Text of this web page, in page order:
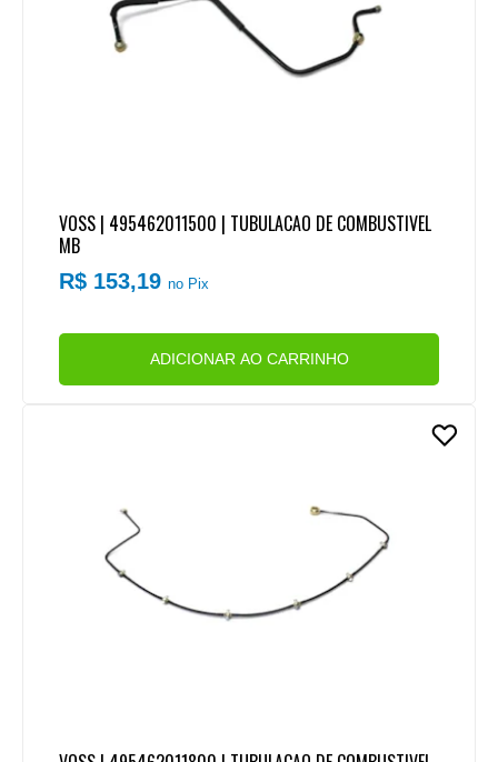
VOSS | 495462011500 | TUBULACAO DE COMBUSTIVEL
MB
R$ 153,19no Pix
ADICIONAR AO CARRINHO